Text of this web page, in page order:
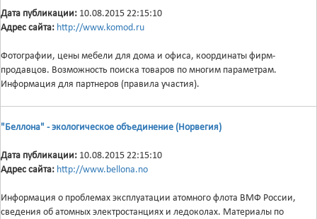
Дата публикации: 10.08.2015 22:15:10
Адрес сайта: http://www.komod.ru
Фотографии, цены мебели для дома и офиса, координаты фирм-
продавцов. Возможность поиска товаров по многим параметрам.
Информация для партнеров (правила участия).
"Беллона" - экологическое объединение (Норвегия)
Дата публикации: 10.08.2015 22:15:10
Адрес сайта: http://www.bellona.no
Информация о проблемах эксплуатации атомного флота ВМФ России,
сведения об атомных электростанциях и ледоколах. Материалы по